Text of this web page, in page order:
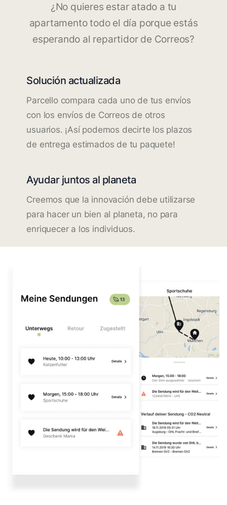
¿No quieres estar atado a tu
apartamento todo el día porque estás
esperando al repartidor de Correos?
Solución actualizada
Parcello compara cada uno de tus envíos
con los envíos de Correos de otros
usuarios. ¡Así podemos decirte los plazos
de entrega estimados de tu paquete!
Ayudar juntos al planeta
Creemos que la innovación debe utilizarse
para hacer un bien al planeta, no para
enriquecer a los individuos.